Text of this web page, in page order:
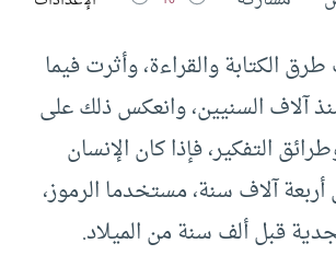
الكتابة والقراءة، وأثرت فيما
آلاف السنيين، وانعكس ذلك على
التفكير، فإذا كان الإنسان
أربعة آلاف سنة، مستخدما الرموز،
قبل ألف سنة من الميلاد.